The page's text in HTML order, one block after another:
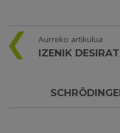
Aurreko artikulua
IZENIK